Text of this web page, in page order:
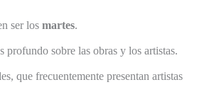
ser los martes.
profundo sobre las obras y los artistas.
que frecuentemente presentan artistas